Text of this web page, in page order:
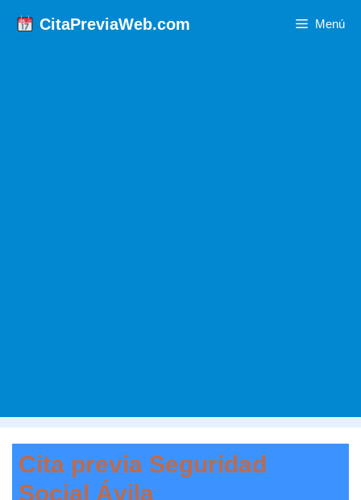
CitaPreviaWeb.com Menú
Cita previa Seguridad
Social Ávila